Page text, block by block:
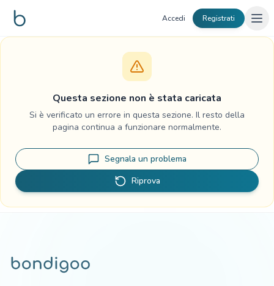
Vai al contenuto
Accedi Registrati
Questa sezione non è stata caricata
Si è verificato un errore in questa sezione. Il resto della
pagina continua a funzionare normalmente.
Segnala un problema
Riprova